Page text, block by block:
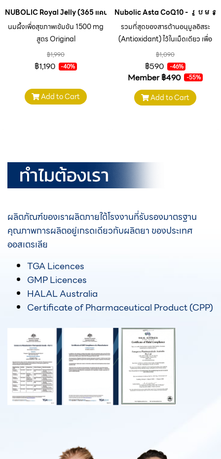
NUBOLIC Royal Jelly (365 แคปซูล)
นมผึ้งเพื่อสุขภาพเข้มข้น 1500 mg
สูตร Original
฿1,990
฿1,190 -40%
Add to Cart
Nubolic Asta CoQ10 - រូបម
รวมที่สุดของสารต้านอนุมูลอิสระ
(Antioxidant) ไว้ในเม็ดเดียว เพื่อ
การดูแลที่ครอบคลุม -
Haematococcus Pluvialis
Extrac - Coenzyme Q10 -
Refined Wheat Germ Oil -
Barbados Cherry Powder -
฿1,090
฿590 -46%
Member฿490 -55%
Add to Cart
ผลิตภัณฑ์ของเราผลิตภายใต้โรงงานที่รับรองมาตรฐาน
คุณภาพการผลิตอยู่เกรดเดียวกับผลิตยา ของประเทศ
ออสเตรเลีย
TGA Licences
GMP Licences
HALAL Australia
Certificate of Pharmaceutical Product (CPP)